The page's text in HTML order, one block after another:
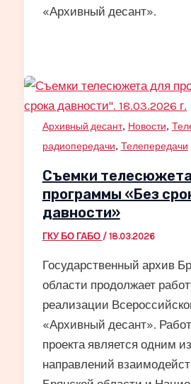
«Архивный десант».
Архивный десант, Новости,
радиопередачи, Телепередачи
Cъемки
программы «Без
давности»
ГКУ БО ГАБО / 18.03.2026
Государственный архив
области продолжает
реализации
«Архивный десант».
проекта является одним
направлений